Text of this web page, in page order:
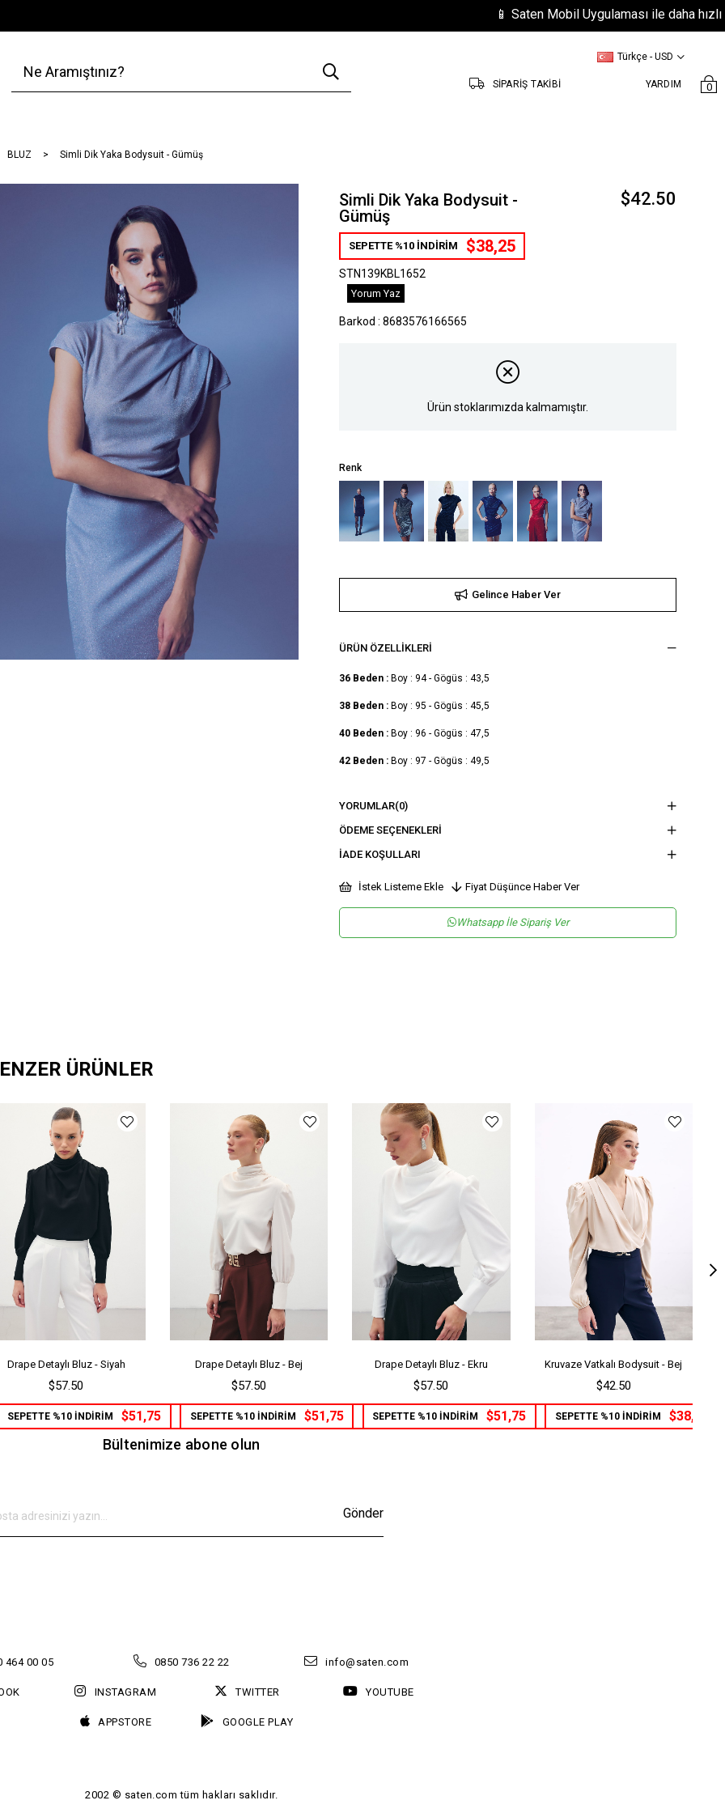
📱 Saten Mobil Uygulaması ile daha hızlı ve
YARDIM
Türkçe - USD
0
SİPARİŞ TAKİBİ
BLUZ Simli Dik Yaka Bodysuit - Gümüş
Simli Dik Yaka Bodysuit -
Gümüş
$42.50
SEPETTE %10 İNDİRİM $38,25
STN139KBL1652
Yorum Yaz
Barkod : 8683576166565
Ürün stoklarımızda kalmamıştır.
Renk
Gelince Haber Ver
ÜRÜN ÖZELLIKLERI
36 Beden : Boy : 94 - Gögüs : 43,5
38 Beden : Boy : 95 - Gögüs : 45,5
40 Beden : Boy : 96 - Gögüs : 47,5
42 Beden : Boy : 97 - Gögüs : 49,5
Cinsiyet
Kategori
YORUMLAR(0)
ÖDEME SEÇENEKLERI
İADE KOŞULLARI
İstek Listeme Ekle Fiyat Düşünce Haber Ver
Whatsapp İle Sipariş Ver
ÜRÜNLER
Drape Detaylı Bluz - Siyah
$57.50
SEPETTE %10 İNDİRİM $51,75
Drape Detaylı Bluz - Bej
$57.50
SEPETTE %10 İNDİRİM $51,75
Drape Detaylı Bluz - Ekru
$57.50
SEPETTE %10 İNDİRİM $51,75
Kruvaze Vatkalı Bodysuit - Bej
$42.50
SEPETTE %10 İNDİRİM $38,25
Bültenimize abone olun
Gönder
464 00 05 0850 736 22 22 info@saten.com
INSTAGRAM TWITTER YOUTUBE
APPSTORE GOOGLE PLAY
2002 © saten.com tüm hakları saklıdır.